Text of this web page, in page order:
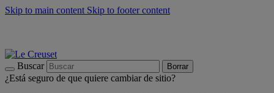
Skip to main content Skip to footer content
Buscar Borrar
¿Está seguro de que quiere cambiar de sitio?